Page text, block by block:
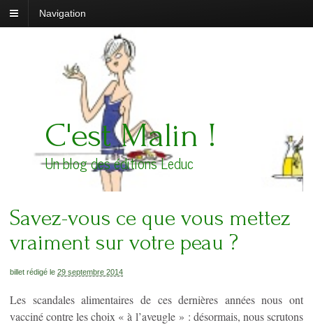
Navigation
C'est Malin !
Un blog des éditions Leduc
Savez-vous ce que vous mettez
vraiment sur votre peau ?
billet rédigé le 29 septembre 2014
Les scandales alimentaires de ces dernières années nous ont
vacciné contre les choix « à l’aveugle » : désormais, nous scrutons